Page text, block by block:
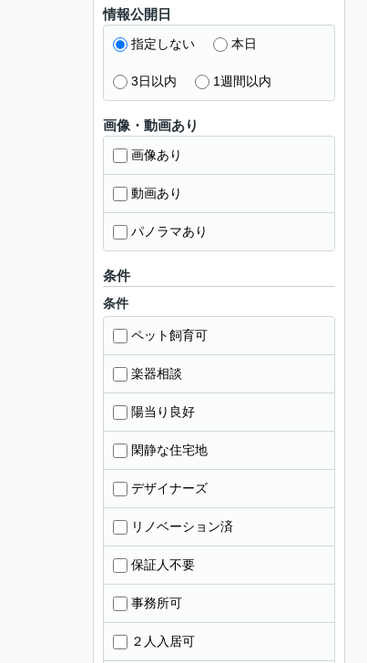
情報公開日
指定しない 本日
3日以内 1週間以内
画像・動画あり
画像あり
動画あり
パノラマあり
条件
条件
ペット飼育可
楽器相談
陽当り良好
閑静な住宅地
デザイナーズ
リノベーション済
保証人不要
事務所可
２人入居可